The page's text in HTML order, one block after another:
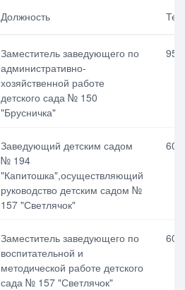
Выбрать все Отменить все
Должность
Заместитель заведующего по
административно-
хозяйственной работе
детского сада № 150
"Брусничка"
Заведующий детским садом
№ 194
"Капитошка",осуществляющий
руководство детским садом №
157 "Светлячок"
Заместитель заведующего по
воспитательной и
методической работе детского
сада № 157 "Светлячок"